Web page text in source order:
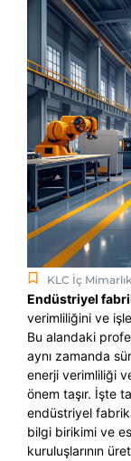
KLC İç Mimarlık
Endüstriyel
verimliliğini ve
Bu alandaki
aynı zamanda
enerji verimliliği
önem taşır. İşte
endüstriyel
bilgi birikimi ve
kuruluşlarının